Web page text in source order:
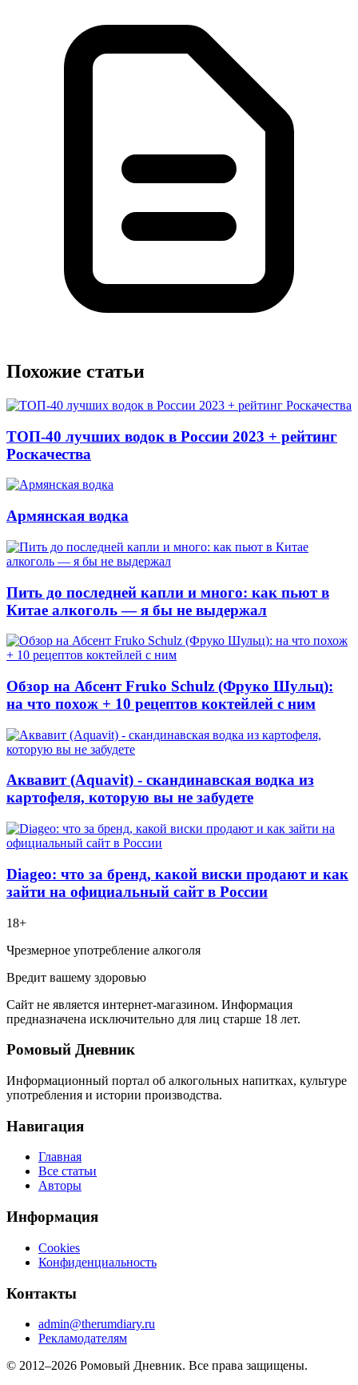
Похожие статьи
ТОП-40 лучших водок в России 2023 + рейтинг
Роскачества
Армянская водка
Пить до последней капли и много: как пьют в
Китае алкоголь — я бы не выдержал
Обзор на Абсент Fruko Schulz (Фруко Шульц):
на что похож + 10 рецептов коктейлей с ним
Аквавит (Aquavit) - скандинавская водка из
картофеля, которую вы не забудете
Diageo: что за бренд, какой виски продают и как
зайти на официальный сайт в России
18+
Чрезмерное употребление алкоголя
Вредит вашему здоровью
Сайт не является интернет-магазином. Информация
предназначена исключительно для лиц старше 18 лет.
Ромовый Дневник
Информационный портал об алкогольных напитках, культуре
употребления и истории производства.
Навигация
Главная
Все статьи
Авторы
Информация
Cookies
Конфиденциальность
Контакты
admin@therumdiary.ru
Рекламодателям
© 2012–2026 Ромовый Дневник. Все права защищены.